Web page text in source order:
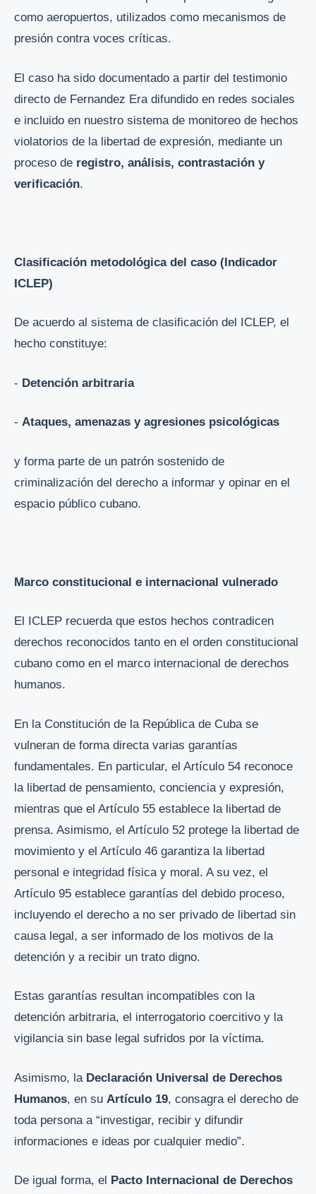
como aeropuertos, utilizados como mecanismos de
presión contra voces críticas.
El caso ha sido documentado a partir del testimonio
directo de Fernandez Era difundido en redes sociales
e incluido en nuestro sistema de monitoreo de hechos
violatorios de la libertad de expresión, mediante un
proceso de registro, análisis, contrastación y
verificación.
Clasificación metodológica del caso (Indicador
ICLEP)
De acuerdo al sistema de clasificación del ICLEP, el
hecho constituye:
- Detención arbitraria
- Ataques, amenazas y agresiones psicológicas
y forma parte de un patrón sostenido de
criminalización del derecho a informar y opinar en el
espacio público cubano.
Marco constitucional e internacional vulnerado
El ICLEP recuerda que estos hechos contradicen
derechos reconocidos tanto en el orden constitucional
cubano como en el marco internacional de derechos
humanos.
En la Constitución de la República de Cuba se
vulneran de forma directa varias garantías
fundamentales. En particular, el Artículo 54 reconoce
la libertad de pensamiento, conciencia y expresión,
mientras que el Artículo 55 establece la libertad de
prensa. Asimismo, el Artículo 52 protege la libertad de
movimiento y el Artículo 46 garantiza la libertad
personal e integridad física y moral. A su vez, el
Artículo 95 establece garantías del debido proceso,
incluyendo el derecho a no ser privado de libertad sin
causa legal, a ser informado de los motivos de la
detención y a recibir un trato digno.
Estas garantías resultan incompatibles con la
detención arbitraria, el interrogatorio coercitivo y la
vigilancia sin base legal sufridos por la víctima.
Asimismo, la Declaración Universal de Derechos
Humanos, en su Artículo 19, consagra el derecho de
toda persona a “investigar, recibir y difundir
informaciones e ideas por cualquier medio”.
De igual forma, el
Pacto Internacional de Derechos